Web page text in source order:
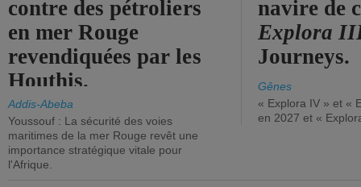
contre des pétroliers
en mer Rouge
revendiquées par les
Houthis.
Addis-Abeba
Youssouf : La sécurité des voies
maritimes de la mer Rouge revêt une
importance stratégique vitale pour
l'Afrique.
navire de
Explora
Journeys.
Gênes
« Explora IV » et «
en 2027 et «